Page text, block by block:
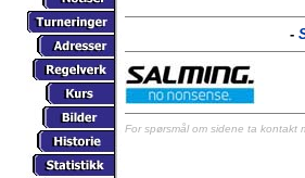
-
For spørsmål om sidene ta kontakt